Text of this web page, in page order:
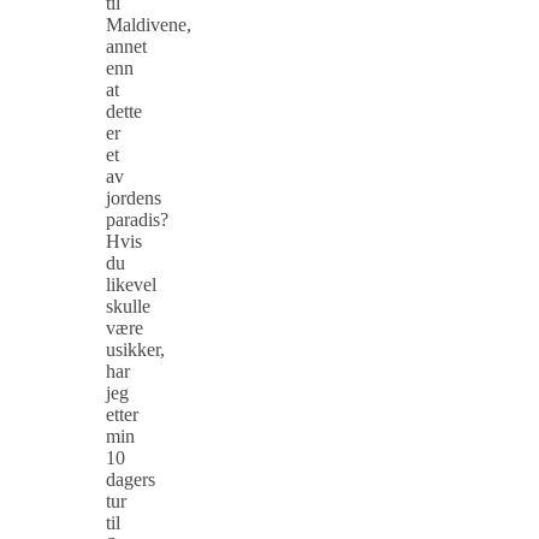
Maldivene,
annet
enn
at
dette
er
et
av
jordens
paradis?
Hvis
du
likevel
skulle
være
usikker,
har
jeg
etter
min
10
dagers
tur
til